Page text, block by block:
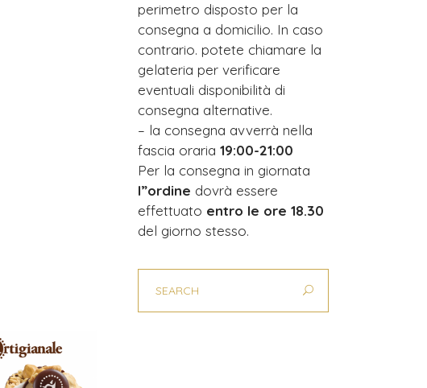
perimetro disposto per la
consegna a domicilio. In caso
contrario. potete chiamare la
gelateria per verificare
eventuali disponibilità di
consegna alternative.
– la consegna avverrà nella
fascia oraria 19:00-21:00
Per la consegna in giornata
l”ordine dovrà essere
effettuato entro le ore 18.30
del giorno stesso.